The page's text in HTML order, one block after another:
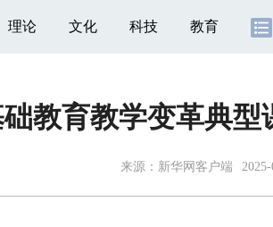
理论 文化 科技 教育
教育教学变革典
来源： 新华网客户端